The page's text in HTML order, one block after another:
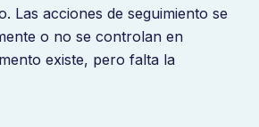
Las acciones de seguimiento se
o no se controlan en
existe, pero falta la